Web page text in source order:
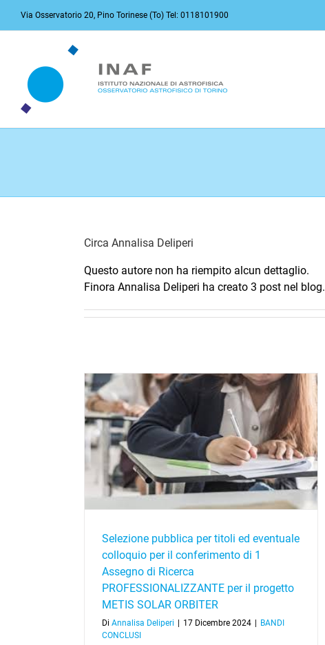
Via Osservatorio 20, Pino Torinese (To) Tel: 0118101900
Circa Annalisa Deliperi
Questo autore non ha riempito alcun dettaglio.
Finora Annalisa Deliperi ha creato 3 post nel blog.
Selezione pubblica per titoli ed eventuale
colloquio per il conferimento di 1
Assegno di Ricerca
PROFESSIONALIZZANTE per il progetto
METIS SOLAR ORBITER
Di Annalisa Deliperi | 17 Dicembre 2024 | BANDI
CONCLUSI
Selezione pubblica per titoli ed eventuale colloquio
per il conferimento di 1 Borsa di Studio per il
progetto GAIA